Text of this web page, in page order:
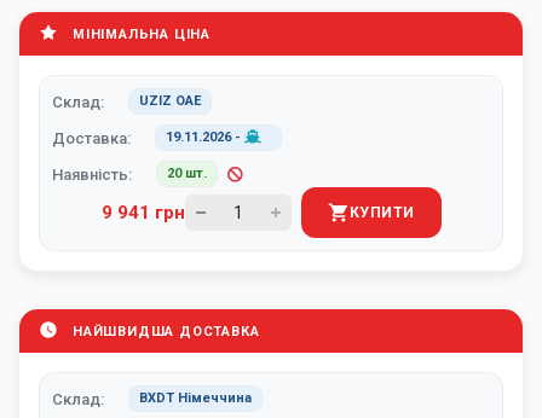
МІНІМАЛЬНА ЦІНА
Склад: UZIZ ОАЕ
Доставка: 19.11.2026-
Наявність: 20 шт.
9 941 грн КУПИТИ
НАЙШВИДША ДОСТАВКА
Склад: BXDT Німеччина